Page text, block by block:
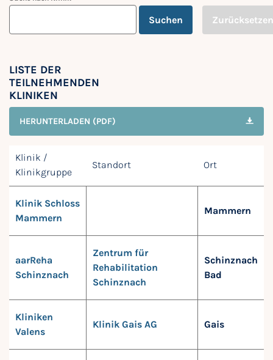
Suchen
LISTE DER
TEILNEHMENDEN
KLINIKEN
HERUNTERLADEN (PDF)
Klinik /
Klinikgruppe
Standort Ort
Klinik Schloss
Mammern
Mammern
aarReha
Schinznach
Zentrum für
Rehabilitation
Schinznach
Schinznach
Bad
Kliniken
Valens
Klinik Gais AG Gais